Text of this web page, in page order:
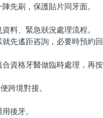
先刷，保護貼片同牙面。
料、緊急狀況處理流程。
先遙距咨詢，必要時預約回
資格牙醫做臨時處理，再
跨境對接。
後牙。